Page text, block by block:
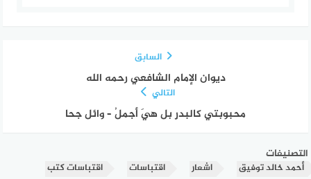
السابق
ديوان الإمام الشافعي رحمه الله
التالي
محبوبتي كالبدرِ بل هيَ أجملُ – وائل جحا
التصنيفات
أحمد خالد توفيق اشعار اقتباسات
اقتباسات كتب